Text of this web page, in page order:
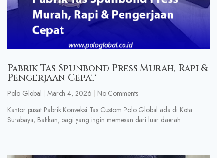
Pabrik Tas Spunbond Press Murah, Rapi &
Pengerjaan Cepat
Polo Global March 4, 2026
No Comments
Kantor pusat Pabrik Konveksi Tas Custom Polo Global ada di Kota
Surabaya, Bahkan, bagi yang ingin memesan dari luar daerah